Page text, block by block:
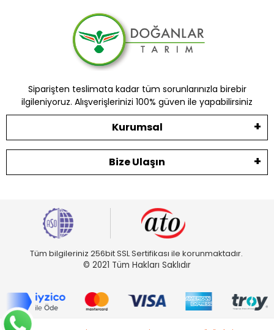
Siparişten teslimata kadar tüm sorunlarınızla birebir
ilgileniyoruz. Alışverişlerinizi 100% güven ile yapabilirsiniz
Kurumsal
Bize Ulaşın
Tüm bilgileriniz 256bit SSL Sertifikası ile korunmaktadır.
© 2021 Tüm Hakları Saklıdır